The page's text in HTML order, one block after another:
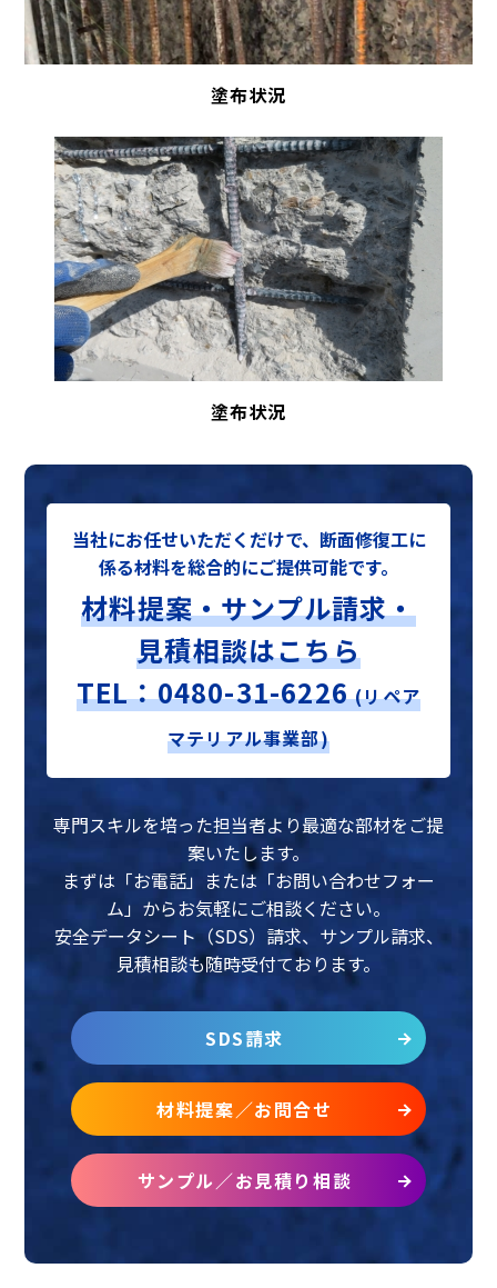
塗布状況
塗布状況
当社にお任せいただくだけで、断面修復工に
係る材料を総合的にご提供可能です。
材料提案・サンプル請求・
見積相談はこちら
TEL：0480-31-6226(リペア
マテリアル事業部)
専門スキルを培った担当者より最適な部材をご提
案いたします。
まずは「お電話」または「お問い合わせフォー
ム」からお気軽にご相談ください。
安全データシート（SDS）請求、サンプル請求、
見積相談も随時受付ております。
SDS請求
材料提案／お問合せ
サンプル／お見積り相談